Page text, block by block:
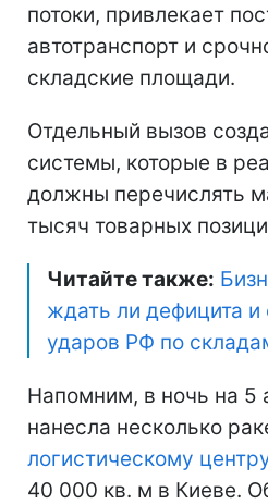
потоки, привлекает
автотранспорт и
складские площади.
Отдельный вызов
системы, которые в
должны перечислять
тысяч товарных
Читайте также:
ждать ли дефицита и
ударов РФ по
Напомним, в ночь на 5
нанесла несколько
логистическому
40 000 кв. м в Киеве.